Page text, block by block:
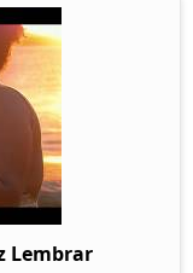
Lembrar